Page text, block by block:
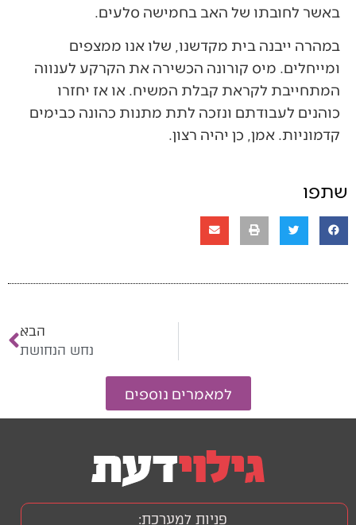
באשר לחובתו של האב בחמישה סלעים.
במהרה ייבנה בית מקדשנו, שלו אנו ממצפים
ומייחלים. מיס קורונה הכשירה את הקרקע לענווה
המתחייבת לקראת קבלת המשיח. או אז יחזרו
כוהנים לעבודתם ונזכה לתת מתנות כהונה כבימים
קדמוניות. אמן, כן יהיה רצון.
שתפו
הבא
נחש הנחושת
למאמרים נוספים
פניות למערכת: